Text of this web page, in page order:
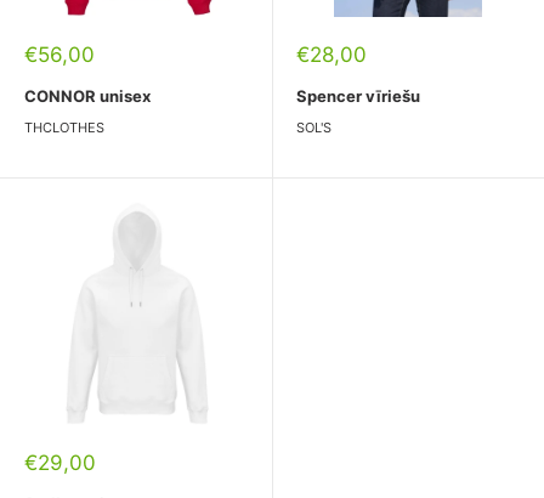
Pārdošanas
€56,00
CONNOR unisex
THCLOTHES
Pārdošanas
€28,00
Spencer vīriešu
SOL'S
Pārdošanas
€29,00